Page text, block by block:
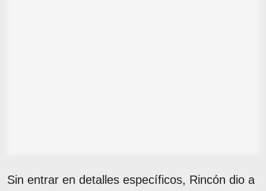
Sin entrar en detalles específicos, Rincón dio a